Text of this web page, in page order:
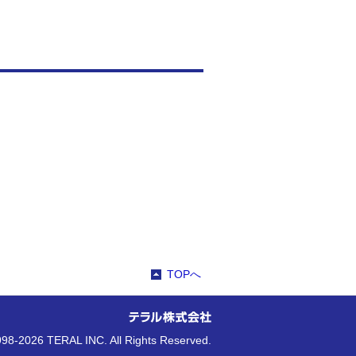
TOPへ
2026 TERAL INC. All Rights Reserved.